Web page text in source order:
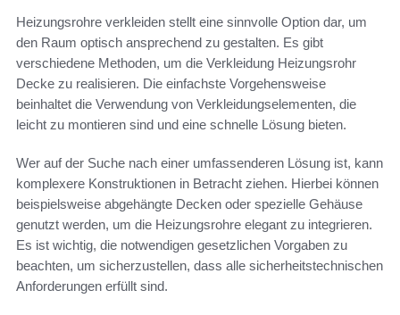
Heizungsrohre verkleiden stellt eine sinnvolle Option dar, um
den Raum optisch ansprechend zu gestalten. Es gibt
verschiedene Methoden, um die Verkleidung Heizungsrohr
Decke zu realisieren. Die einfachste Vorgehensweise
beinhaltet die Verwendung von Verkleidungselementen, die
leicht zu montieren sind und eine schnelle Lösung bieten.
Wer auf der Suche nach einer umfassenderen Lösung ist, kann
komplexere Konstruktionen in Betracht ziehen. Hierbei können
beispielsweise abgehängte Decken oder spezielle Gehäuse
genutzt werden, um die Heizungsrohre elegant zu integrieren.
Es ist wichtig, die notwendigen gesetzlichen Vorgaben zu
beachten, um sicherzustellen, dass alle sicherheitstechnischen
Anforderungen erfüllt sind.